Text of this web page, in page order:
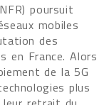
poursuit
mobiles
des
en France. Alors
de la 5G
plus